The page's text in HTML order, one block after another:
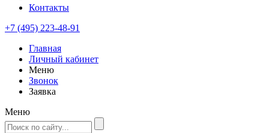
Контакты
+7 (495) 223-48-91
Главная
Личный кабинет
Меню
Звонок
Заявка
Меню